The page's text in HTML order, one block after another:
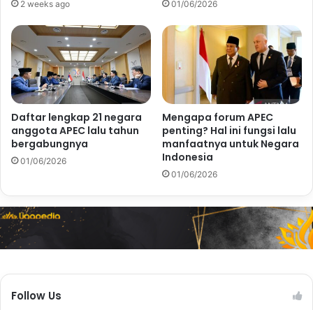
2 weeks ago 01/06/2026
Daftar lengkap 21 negara
anggota APEC lalu tahun
bergabungnya
01/06/2026
Mengapa forum APEC
penting? Hal ini fungsi lalu
manfaatnya untuk Negara
Indonesia
01/06/2026
Follow Us